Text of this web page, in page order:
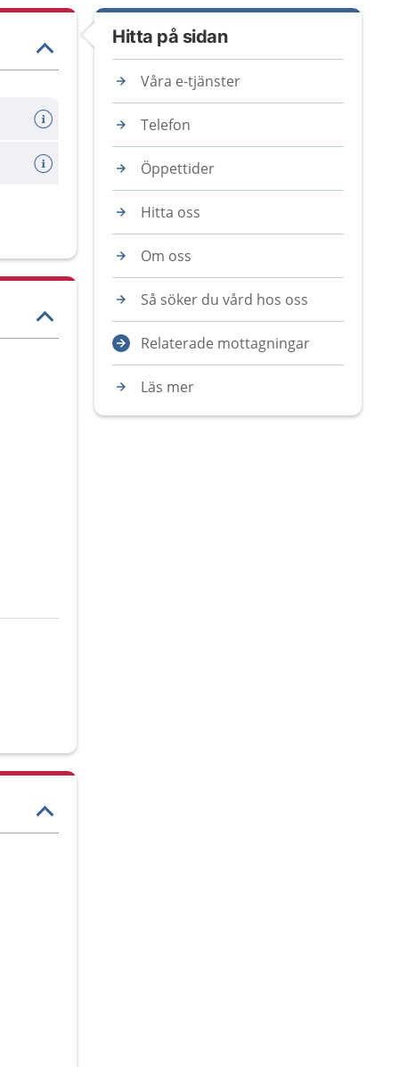
Hitta på sidan
Våra e-tjänster
Telefon
Öppettider
Hitta oss
Om oss
Så söker du vård hos oss
Relaterade mottagningar
Läs mer